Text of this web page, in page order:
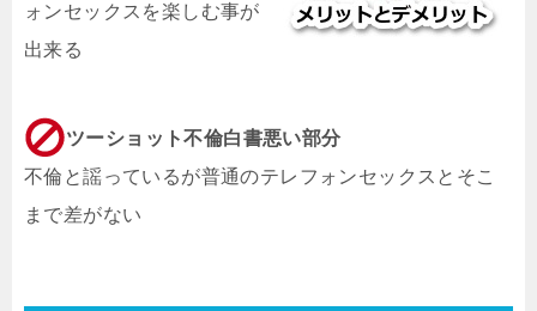
ォンセックスを楽しむ事が
出来る
ツーショット不倫白書悪い部分
不倫と謡っているが普通のテレフォンセックスとそこ
まで差がない